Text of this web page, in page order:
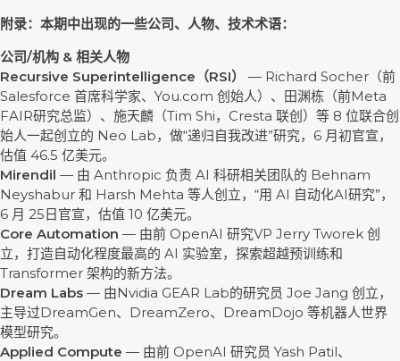
附录：本期中出现的一些公司、人物、技术术语：
公司/机构 & 相关人物
Recursive Superintelligence（RSI）
— Richard Socher（前
Salesforce 首席科学家、You.com 创始人）、田渊栋（前Meta
FAIR研究总监）、施天麟（Tim Shi，Cresta 联创）等 8 位联合创
始人一起创立的 Neo Lab，做“递归自我改进”研究，6 月初官宣，
估值 46.5 亿美元。
Mirendil — 由 Anthropic 负责 AI 科研相关团队的 Behnam
Neyshabur 和 Harsh Mehta 等人创立，“用 AI 自动化AI研究”，
6 月 25日官宣，估值 10 亿美元。
Core Automation — 由前 OpenAI 研究VP Jerry Tworek 创
立，打造自动化程度最高的 AI 实验室，探索超越预训练和
Transformer 架构的新方法。
Dream Labs — 由Nvidia GEAR Lab的研究员 Joe Jang 创立，
主导过DreamGen、DreamZero、DreamDojo 等机器人世界
模型研究。
Applied Compute — 由前 OpenAI 研究员 Yash Patil、